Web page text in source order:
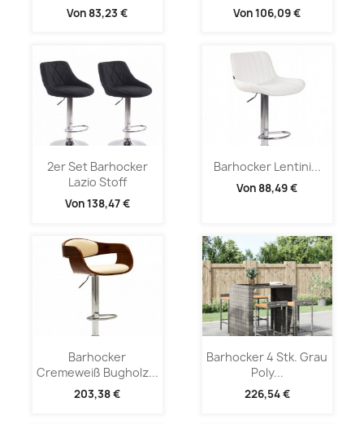
Von 83,23 € Von106,09 €
2er Set Barhocker
Lazio Stoff
Von138,47 €
Barhocker Lentini...
Von 88,49 €
Barhocker
Cremeweiß Bugholz...
203,38 €
Barhocker 4 Stk. Grau
Poly...
226,54 €